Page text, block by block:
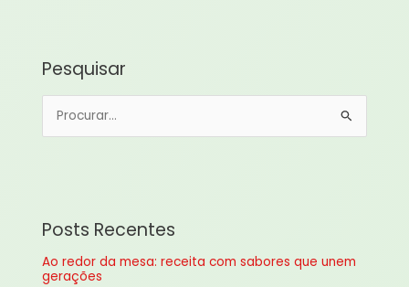
Pesquisar
i
s
Posts Recentes
Ao redor da mesa: receita com sabores que unem
gerações